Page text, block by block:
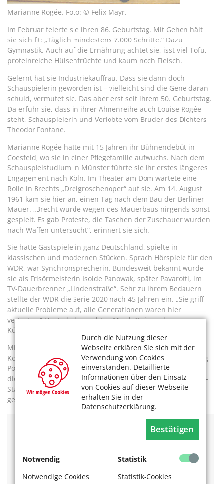
Durch die Nutzung dieser
Webseite erklären Sie sich mit der
Verwendung von Cookies
einverstanden. Detaillierte
Informationen über den Einsatz
von Cookies auf dieser Webseite
erhalten Sie in der
Datenschutzerklärung.
Bestätigen
Notwendig
Notwendige Cookies
Statistik
Statistik-Cookies
Marianne Rogée. Foto: © Felix Mayr.
Im Februar feierte sie ihren 86. Geburtstag. Mit Gehen hält
sie sich fit: „Täglich mindestens 7.000 Schritte.“ Dazu
Gymnastik. Auch auf die Ernährung achtet sie, isst viel Tofu,
proteinreiche Hülsenfrüchte und kaum noch Fleisch.
Gelernt hat sie Industriekauffrau. Dass sie dann doch
Schauspielerin geworden ist – vielleicht sind die Gene daran
schuld, vermutet sie. Das aber erst seit ihrem 50. Geburtstag.
Da erfuhr sie, dass in ihrer Ahnenreihe auch Louise Rogée
steht, Schauspielerin und Verlobte vom Bruder des Dichters
Theodor Fontane.
Marianne Rogée hatte mit 15 Jahren ihr Bühnendebüt in
Coesfeld, wo sie in einer Pflegefamilie aufwuchs. Nach dem
Schauspielstudium in Münster führte sie ihr erstes längeres
Engagement nach Köln. Im Theater am Dom wartete eine
Rolle in Brechts „Dreigroschenoper“ auf sie. Am 14. August
1961 kam sie hier an, einen Tag nach dem Bau der Berliner
Mauer. „Brecht wurde wegen des Mauerbaus nirgends sonst
gespielt. Es gab Proteste, die Taschen der Zuschauer wurden
nach Waffen untersucht“, erinnert sie sich.
Sie hatte Gastspiele in ganz Deutschland, spielte in
klassischen und modernen Stücken. Sprach Hörspiele für den
WDR, war Synchronsprecherin. Bundesweit bekannt wurde
sie als Frisörmeisterin Isolde Panowak, später Pavarotti, im
TV-Dauerbrenner „Lindenstraße“. Sehr zu ihrem Bedauern
stellte der WDR die Serie 2020 nach 45 Jahren ein. „Sie griff
aktuelle Probleme auf, alle Generationen waren hier
vertreten.“ Heute beherrschten Mord, Quiz und
Küchenschlachten das Fernsehprogramm.
Mit dem Lindenstraßen-Team steht sie immer noch in
Kontakt. Auch von vielen Fans bekommt sie noch regelmäßig
Post. Und in Köln fühlt sich Marianne Rogée wohl. Nur dass
die Stadt so dreckig ist, die KVB so teuer und in den U-Bahn-
Stationen immer wieder die Rolltreppen kaputt sind – das
gefällt ihr ganz und gar nicht.
Mehr Interviews mit interessanten Menschen der
Kölner Kulturszene? Das könnte Sie auch
Lesen Sie ein Interview mit
Dr. Renate Maria Hirth.